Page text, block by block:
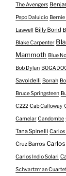
The Avengers
Pepo Daluicio
Laswell Billy Bond
Blake Carpenter
Mammoth Blue
Bob Dylan
Savoldelli Borrah
Bruce Springsteen
C222 Cab Calloway
Camelar Candombe
Tana Spinelli
Cruz Barros
Carlos Indio Solari
Schvartzman